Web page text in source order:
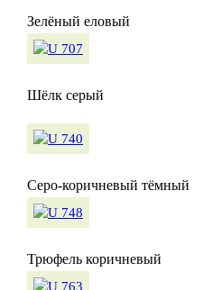
Зелёный еловый
Шёлк серый
Серо-коричневый тёмный
Трюфель коричневый